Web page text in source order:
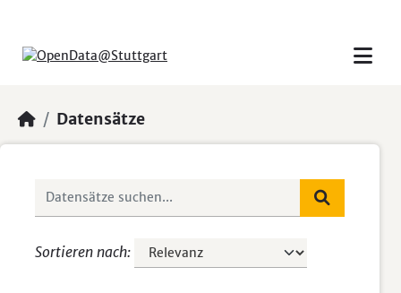
Datensätze
Sortieren nach